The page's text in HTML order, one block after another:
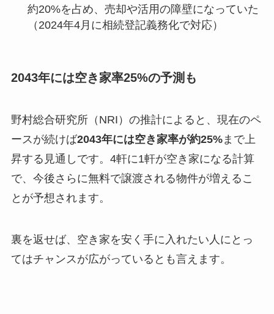
約20%を占め、売却や活用の障壁になっていた
（2024年4月に相続登記義務化で対応）
2043年には空き家率25%の予測も
野村総合研究所（NRI）の推計によると、現在のペ
ースが続けば2043年には空き家率が約25%まで上
昇する見通しです。4軒に1軒が空き家になる計算
で、今後さらに無料で譲渡される物件が増えるこ
とが予想されます。
裏を返せば、空き家を安く手に入れたい人にとっ
てはチャンスが広がっているとも言えます。